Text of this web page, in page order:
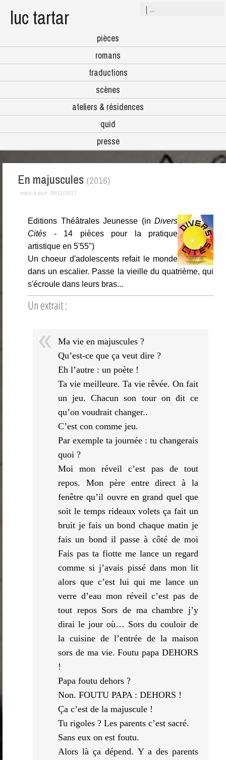
luc tartar
pièces
romans
traductions
scènes
ateliers & résidences
quid
presse
En majuscules (2016)
mise à jour: 08/11/2017
Editions Théâtrales Jeunesse (in Divers
Cités - 14 pièces pour la pratique
artistique en 5'55")
Un choeur d'adolescents refait le monde
dans un escalier. Passe la vieille du quatrième, qui
s'écroule dans leurs bras...
Un extrait :
Ma vie en majuscules ?
Qu’est-ce que ça veut dire ?
Eh l’autre : un poète !
Ta vie meilleure. Ta vie rêvée. On fait
un jeu. Chacun son tour on dit ce
qu’on voudrait changer..
C’est con comme jeu.
Par exemple ta journée : tu changerais
quoi ?
Moi mon réveil c’est pas de tout
repos. Mon père entre direct à la
fenêtre qu’il ouvre en grand quel que
soit le temps rideaux volets ça fait un
bruit je fais un bond chaque matin je
fais un bond il passe à côté de moi
Fais pas ta fiotte me lance un regard
comme si j’avais pissé dans mon lit
alors que c’est lui qui me lance un
verre d’eau mon réveil c’est pas de
tout repos Sors de ma chambre j’y
dirai le jour où… Sors du couloir de
la cuisine de l’entrée de la maison
sors de ma vie. Foutu papa DEHORS
!
Papa foutu dehors ?
Non. FOUTU PAPA : DEHORS !
Ça c’est de la majuscule !
Tu rigoles ? Les parents c’est sacré.
Sans eux on est foutu.
Alors là ça dépend. Y a des parents